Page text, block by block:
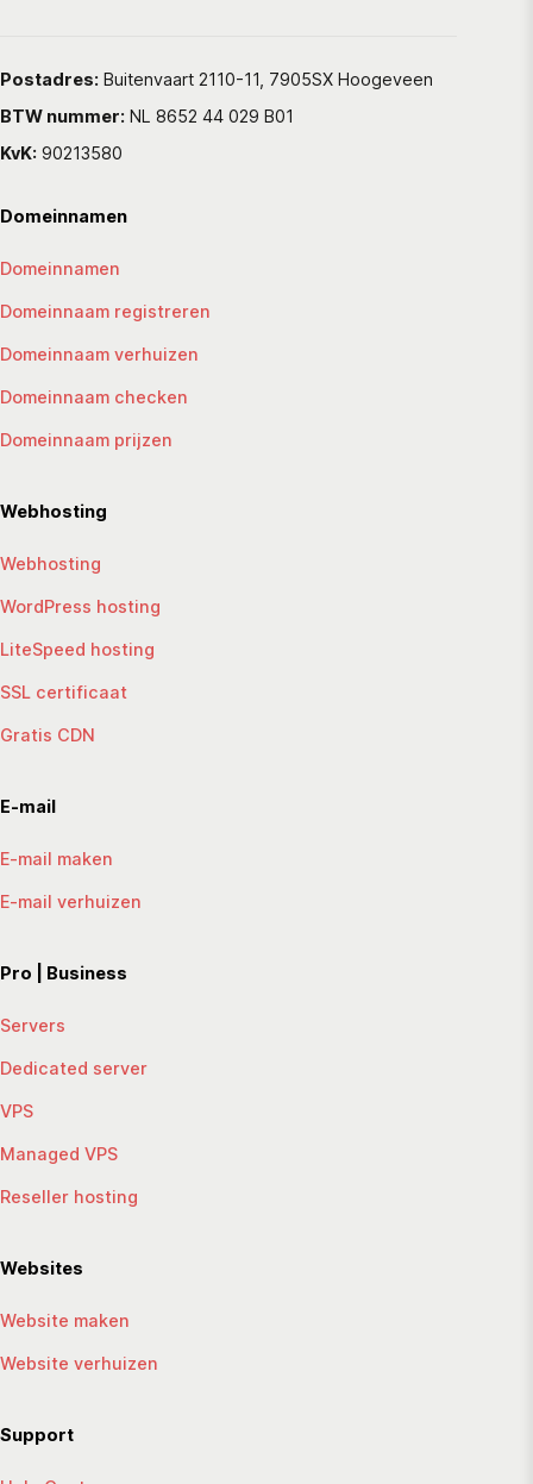
Postadres: Buitenvaart 2110-11, 7905SX Hoogeveen
BTW nummer: NL 8652 44 029 B01
KvK: 90213580
Domeinnamen
Domeinnamen
Domeinnaam registreren
Domeinnaam verhuizen
Domeinnaam checken
Domeinnaam prijzen
Webhosting
Webhosting
WordPress hosting
LiteSpeed hosting
SSL certificaat
Gratis CDN
E-mail
E-mail maken
E-mail verhuizen
Pro | Business
Servers
Dedicated server
VPS
Managed VPS
Reseller hosting
Websites
Website maken
Website verhuizen
Support